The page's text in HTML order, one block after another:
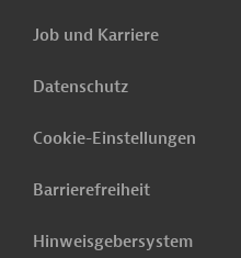
Job und Karriere
Datenschutz
Cookie-Einstellungen
Barrierefreiheit
Hinweisgebersystem